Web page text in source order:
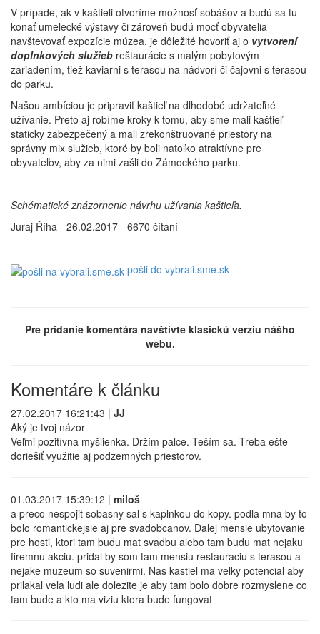
V prípade, ak v kaštieli otvoríme možnosť sobášov a budú sa tu
konať umelecké výstavy či zároveň budú mocť obyvatelia
navštevovať expozície múzea, je dôležité hovoriť aj o vytvorení
doplnkových služieb reštaurácie s malým pobytovým
zariadením, tiež kaviarni s terasou na nádvorí či čajovni s terasou
do parku.
Našou ambíciou je pripraviť kaštieľ na dlhodobé udržateľné
užívanie. Preto aj robíme kroky k tomu, aby sme mali kaštieľ
staticky zabezpečený a mali zrekonštruované priestory na
správny mix služieb, ktoré by boli natoľko atraktívne pre
obyvateľov, aby za nimi zašli do Zámockého parku.
Schématické znázornenie návrhu užívania kaštieľa.
Juraj Říha - 26.02.2017 - 6670 čítaní
pošli do vybrali.sme.sk
Pre pridanie komentára navštívte klasickú verziu nášho
webu.
Komentáre k článku
27.02.2017 16:21:43 | JJ
Aký je tvoj názor
Veľmi pozitívna myšlienka. Držím palce. Teším sa. Treba ešte
doriešiť využitie aj podzemných priestorov.
01.03.2017 15:39:12 | miloš
a preco nespojit sobasny sal s kaplnkou do kopy. podla mna by to
bolo romantickejsie aj pre svadobcanov. Dalej mensie ubytovanie
pre hosti, ktori tam budu mat svadbu alebo tam budu mat nejaku
firemnu akciu. pridal by som tam mensiu restauraciu s terasou a
nejake muzeum so suvenirmi. Nas kastiel ma velky potencial aby
prilakal vela ludi ale dolezite je aby tam bolo dobre rozmyslene co
tam bude a kto ma viziu ktora bude fungovat